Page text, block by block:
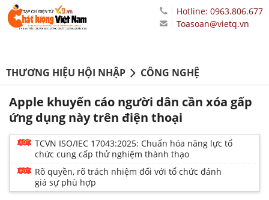
Hotline: 0963.806.677
Toasoan@vietq.vn
THƯƠNG HIỆU HỘI NHẬP CÔNG NGHỆ
Apple khuyến cáo người dân cần xóa gấp
ứng dụng này trên điện thoại
TCVN ISO/IEC 17043:2025: Chuẩn hóa năng lực tổ
chức cung cấp thử nghiệm thành thạo
Rõ quyền, rõ trách nhiệm đối với tổ chức đánh
giá sự phù hợp